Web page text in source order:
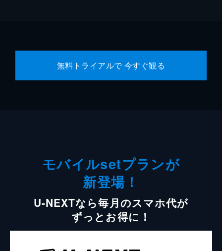
無料トライアルで 今すぐ観る
モバイルsetプランが
新登場！
U-NEXTなら毎月のスマホ代が
ずっとお得に！